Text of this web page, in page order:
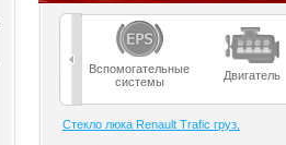
Вспомогательные
системы
Двигатель
Cтекло люка Renault Trafic груз.